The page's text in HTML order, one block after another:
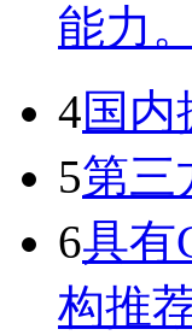
能力
4国
5第三
6具有
构推